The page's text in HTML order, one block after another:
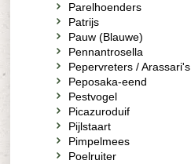
Parelhoenders
Patrijs
Pauw (Blauwe)
Pennantrosella
Pepervreters / Arassari's
Peposaka-eend
Pestvogel
Picazuroduif
Pijlstaart
Pimpelmees
Poelruiter